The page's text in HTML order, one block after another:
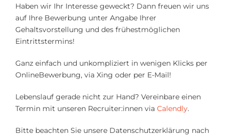
Haben wir Ihr Interesse geweckt? Dann freuen wir uns
auf Ihre Bewerbung unter Angabe Ihrer
Gehaltsvorstellung und des frühestmöglichen
Eintrittstermins!
Ganz einfach und unkompliziert in wenigen Klicks per
OnlineBewerbung, via Xing oder per E-Mail!
Lebenslauf gerade nicht zur Hand? Vereinbare einen
Termin mit unseren Recruiter:innen via Calendly.
Bitte beachten Sie unsere Datenschutzerklärung nach